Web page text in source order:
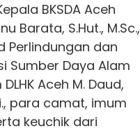
BKSDA Aceh
Barata, S.Hut., M.Sc.,
Perlindungan dan
Sumber Daya Alam
Aceh M. Daud,
para camat, imum
keuchik dari